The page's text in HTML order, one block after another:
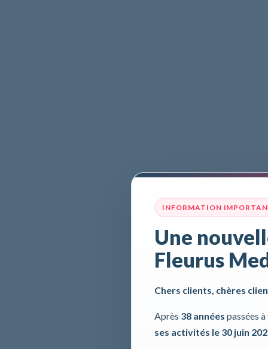
INFORMATION
Une
Fleurus
Chers clients, chères
Après 38 années passées
ses activités le 30 juin